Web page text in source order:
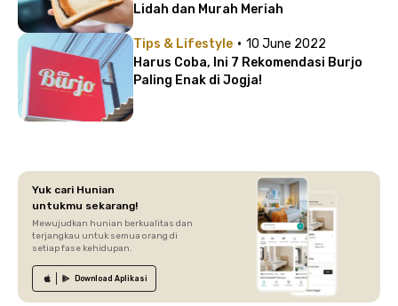
Lidah dan Murah Meriah
Tips & Lifestyle · 10 June 2022
Harus Coba, Ini 7 Rekomendasi Burjo
Paling Enak di Jogja!
Yuk cari Hunian
untukmu sekarang!
Mewujudkan hunian berkualitas dan
terjangkau untuk semua orang di
setiap fase kehidupan.
Download Aplikasi